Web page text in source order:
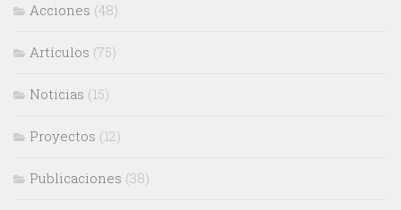
Acciones (48)
Artículos (75)
Noticias (15)
Proyectos (12)
Publicaciones (38)